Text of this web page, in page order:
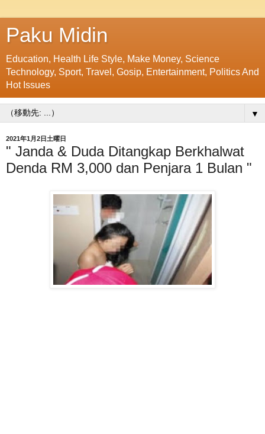
Paku Midin
Education, Health Life Style, Make Money, Science
Technology, Sport, Travel, Gosip, Entertainment, Politics And
Hot Issues
▼
2021年1月2日土曜日
" Janda & Duda Ditangkap Berkhalwat
Denda RM 3,000 dan Penjara 1 Bulan "